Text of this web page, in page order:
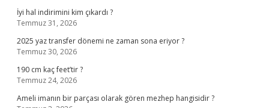
İyi hal indirimini kim çıkardı ?
Temmuz 31, 2026
2025 yaz transfer dönemi ne zaman sona eriyor ?
Temmuz 30, 2026
190 cm kaç feet’tir ?
Temmuz 24, 2026
Ameli imanın bir parçası olarak gören mezhep hangisidir ?